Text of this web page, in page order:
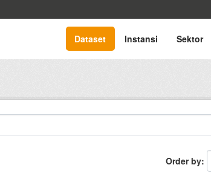
Dataset Instansi Sektor
Order by